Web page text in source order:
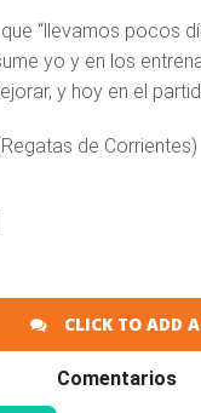
“llevamos pocos
yo y en los
y hoy en el
de Corrientes)
CLICK TO ADD
Comentarios